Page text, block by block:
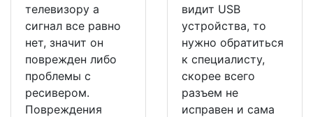
телевизору а
сигнал все равно
нет, значит он
поврежден либо
проблемы с
ресивером.
Повреждения
видит USB
устройства, то
нужно обратиться
к специалисту,
скорее всего
разъем не
исправен и сама